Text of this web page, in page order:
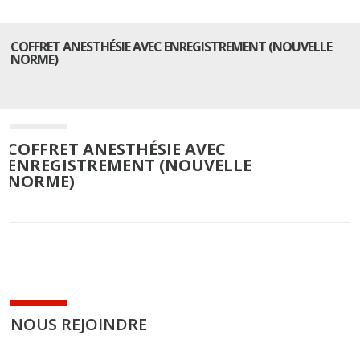
COFFRET ANESTHÉSIE AVEC ENREGISTREMENT (NOUVELLE
NORME)
COFFRET ANESTHÉSIE AVEC
ENREGISTREMENT (NOUVELLE
NORME)
NOUS REJOINDRE